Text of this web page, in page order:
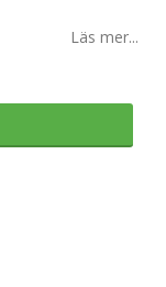
Läs mer...